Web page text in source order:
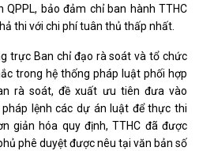
bảo đảm chỉ ban hành TTHC
thi với chi phí tuân thủ thấp nhất.
trực Ban chỉ đạo rà soát và tổ chức
trong hệ thống pháp luật phối hợp
rà soát, đề xuất ưu tiên đưa vào
lệnh các dự án luật để thực thi
giản hóa quy định, TTHC đã được
phê duyệt được nêu tại văn bản số